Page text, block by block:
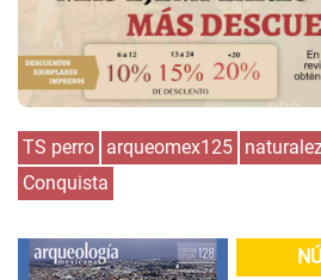
TS perro arqueomex125
Conquista